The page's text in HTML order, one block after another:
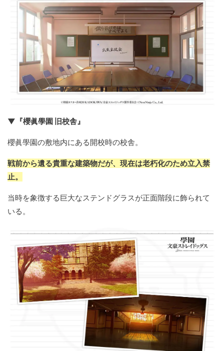
▼『櫻眞學園 旧校舎』
櫻眞學園の敷地内にある開校時の校舎。
戦前から遺る貴重な建築物だが、現在は老朽化のため立入禁
止。
当時を象徴する巨大なステンドグラスが正面階段に飾られて
いる。